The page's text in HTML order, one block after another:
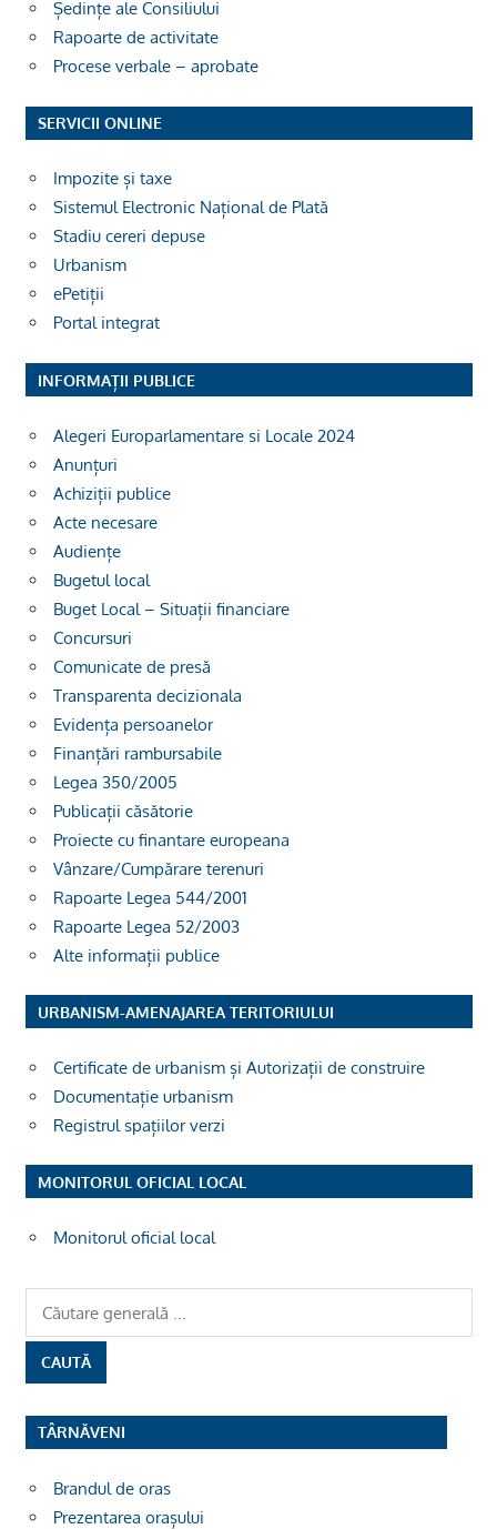
Ședințe ale Consiliului
Rapoarte de activitate
Procese verbale – aprobate
SERVICII ONLINE
Impozite și taxe
Sistemul Electronic Național de Plată
Stadiu cereri depuse
Urbanism
ePetiții
Portal integrat
INFORMAȚII PUBLICE
Alegeri Europarlamentare si Locale 2024
Anunțuri
Achiziții publice
Acte necesare
Audiențe
Bugetul local
Buget Local – Situații financiare
Concursuri
Comunicate de presă
Transparenta decizionala
Evidența persoanelor
Finanțări rambursabile
Legea 350/2005
Publicații căsătorie
Proiecte cu finantare europeana
Vânzare/Cumpărare terenuri
Rapoarte Legea 544/2001
Rapoarte Legea 52/2003
Alte informații publice
URBANISM-AMENAJAREA TERITORIULUI
Certificate de urbanism și Autorizații de construire
Documentație urbanism
Registrul spațiilor verzi
MONITORUL OFICIAL LOCAL
Monitorul oficial local
TÂRNĂVENI
Brandul de oras
Prezentarea orașului